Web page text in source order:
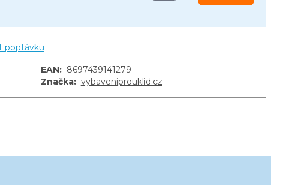
poptávku
EAN: 8697439141279
Značka: vybaveniprouklid.cz